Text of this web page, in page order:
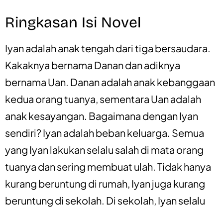
Ringkasan Isi Novel
Iyan adalah anak tengah dari tiga bersaudara.
Kakaknya bernama Danan dan adiknya
bernama Uan. Danan adalah anak kebanggaan
kedua orang tuanya, sementara Uan adalah
anak kesayangan. Bagaimana dengan Iyan
sendiri? Iyan adalah beban keluarga. Semua
yang Iyan lakukan selalu salah di mata orang
tuanya dan sering membuat ulah. Tidak hanya
kurang beruntung di rumah, Iyan juga kurang
beruntung di sekolah. Di sekolah, Iyan selalu